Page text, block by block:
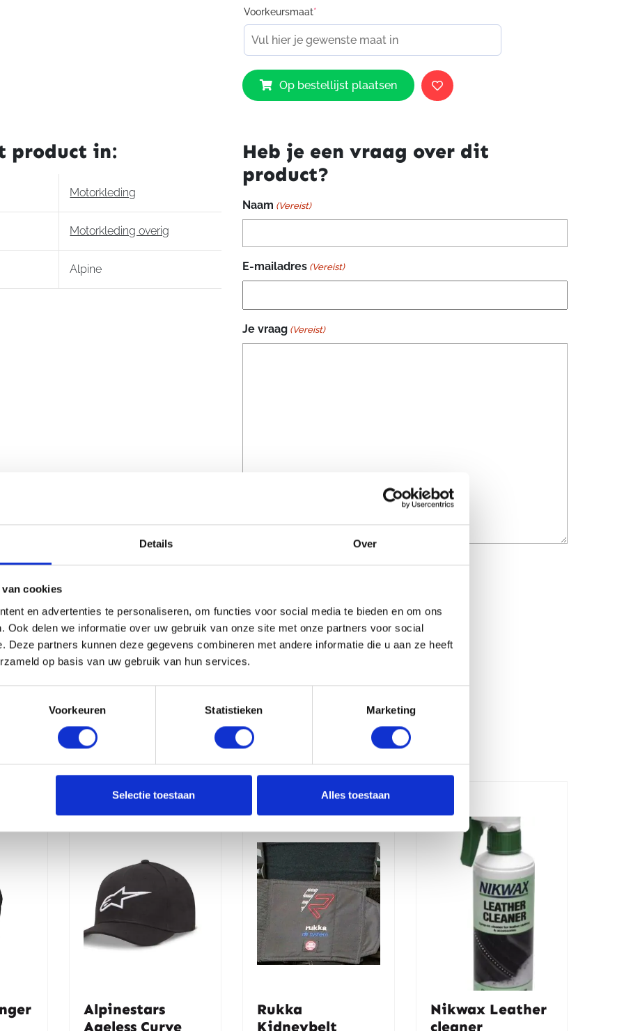
Details Over
cookies
en advertenties te personaliseren, om functies voor social media te bieden en om ons
Ook delen we informatie over uw gebruik van onze site met onze partners voor social
Deze partners kunnen deze gegevens combineren met andere informatie die u aan ze heeft
op basis van uw gebruik van hun services.
Voorkeuren Statistieken Marketing
Selectie toestaan Alles toestaan
Voorkeursmaat*
Alpine
Ear
Spray
Op bestellijst plaatsen
product in:
Motorkleding
Motorkleding overig
Alpine
Heb je een vraag over dit
product?
Naam (Vereist)
E-mailadres (Vereist)
Je vraag (Vereist)
CAPTCHA
producten
Alpinestars
Ageless Curve
Rukka
Kidneybelt
Nikwax Leather
cleaner